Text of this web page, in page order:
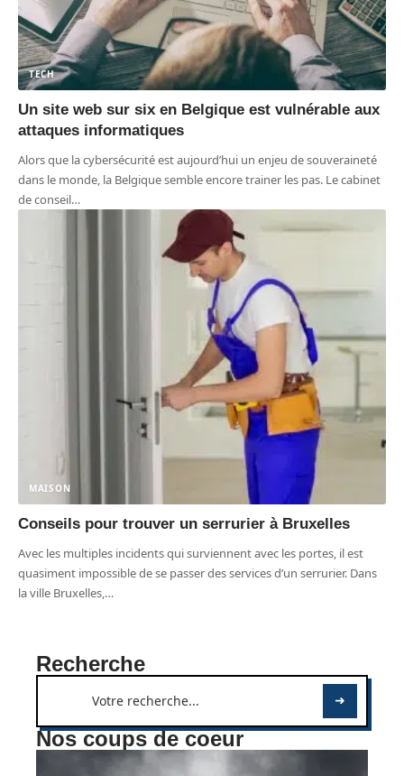
TECH
Un site web sur six en Belgique est vulnérable aux
attaques informatiques
Alors que la cybersécurité est aujourd’hui un enjeu de souveraineté
dans le monde, la Belgique semble encore trainer les pas. Le cabinet
de conseil…
MAISON
Conseils pour trouver un serrurier à Bruxelles
Avec les multiples incidents qui surviennent avec les portes, il est
quasiment impossible de se passer des services d’un serrurier. Dans
la ville Bruxelles,…
Recherche
Nos coups de coeur